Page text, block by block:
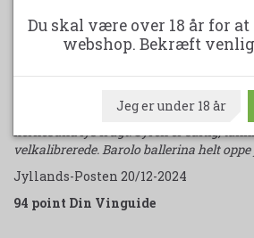
være så luftig, så velduftende, så sart og
i en halvvejs kompliceret årgang som
ophav, den er også en mesterlig
en uforstilt, uforceret stil. Et frugtigt
nuanceret, raffineret. Båret frem af en
kernesund lys frugt. Syren er saftig,
velkalibrerede. Barolo ballerina helt
Jyllands-Posten 20/12-2024
94 point Din Vinguide
Du skal være over 18 år for
webshop. Bekræft
Jeg er under 18 år